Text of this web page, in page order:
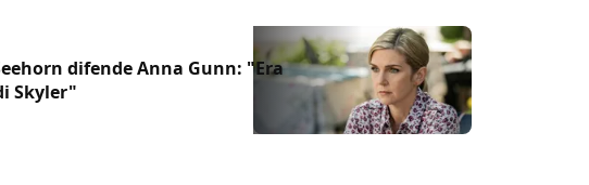
difende Anna Gunn: "Era
Skyler"